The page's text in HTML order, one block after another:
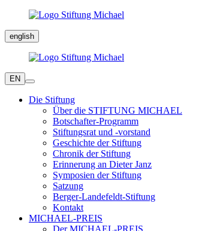
english
EN
Die Stiftung
Über die STIFTUNG MICHAEL
Botschafter-Programm
Stiftungsrat und -vorstand
Geschichte der Stiftung
Chronik der Stiftung
Erinnerung an Dieter Janz
Symposien der Stiftung
Satzung
Berger-Landefeldt-Stiftung
Kontakt
MICHAEL-PREIS
Der MICHAEL-PREIS